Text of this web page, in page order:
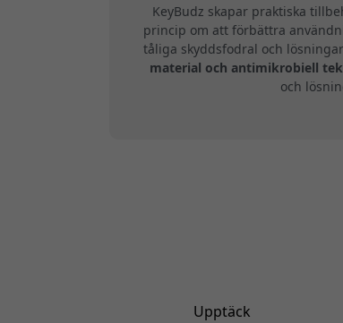
KeyBudz skapar praktiska
princip om att förbättra
tåliga skyddsfodral och
material och antimikrobiell
och
Upptäck